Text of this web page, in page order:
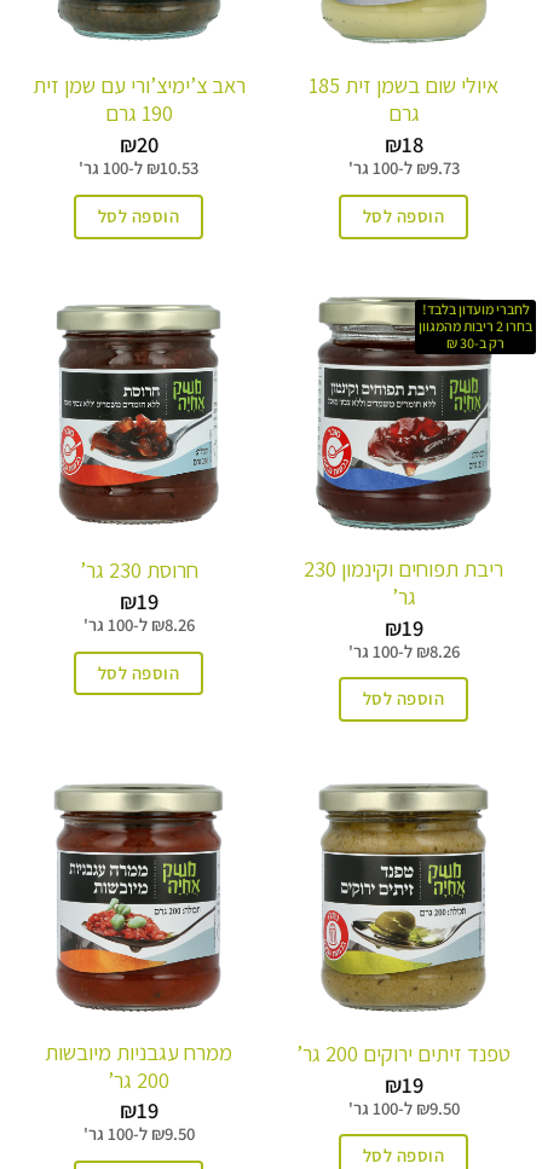
איולי שום בשמן זית 185
גרם
₪18
₪9.73 ל-100 גר'
הוספה לסל
ראב צ’ימיצ’ורי עם שמן זית
190 גרם
₪20
₪10.53 ל-100 גר'
הוספה לסל
לחברי מועדון בלבד!
בחרו 2 ריבות מהמגוון
רק ב-30 ₪
ריבת תפוחים וקינמון 230
גר’
₪19
₪8.26 ל-100 גר'
הוספה לסל
חרוסת 230 גר’
₪19
₪8.26 ל-100 גר'
הוספה לסל
טפנד זיתים ירוקים 200 גר’
₪19
₪9.50 ל-100 גר'
הוספה לסל
ממרח עגבניות מיובשות
200 גר’
₪19
₪9.50 ל-100 גר'